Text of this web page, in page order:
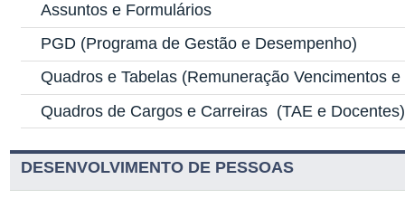
Assuntos e Formulários
PGD (Programa de Gestão e Desempenho)
Quadros e Tabelas (Remuneração Vencimentos
Quadros de Cargos e Carreiras (TAE e Docentes)
DESENVOLVIMENTO DE PESSOAS